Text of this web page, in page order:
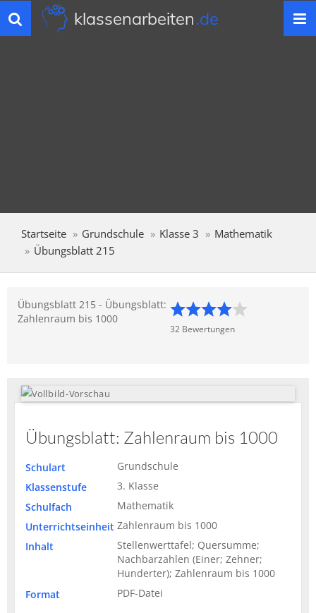
Toggle
navigation
klassenarbeiten.de
Startseite Grundschule Klasse 3
Mathematik
Übungsblatt 215
Übungsblatt 215 - Übungsblatt:
Zahlenraum bis 1000
32 Bewertungen
Übungsblatt: Zahlenraum bis 1000
Schulart
Grundschule
Klassenstufe
3. Klasse
Schulfach
Mathematik
Unterrichtseinheit Zahlenraum bis 1000
Inhalt
Stellenwerttafel; Quersumme;
Nachbarzahlen (Einer; Zehner;
Hunderter); Zahlenraum bis 1000
Format
PDF-Datei